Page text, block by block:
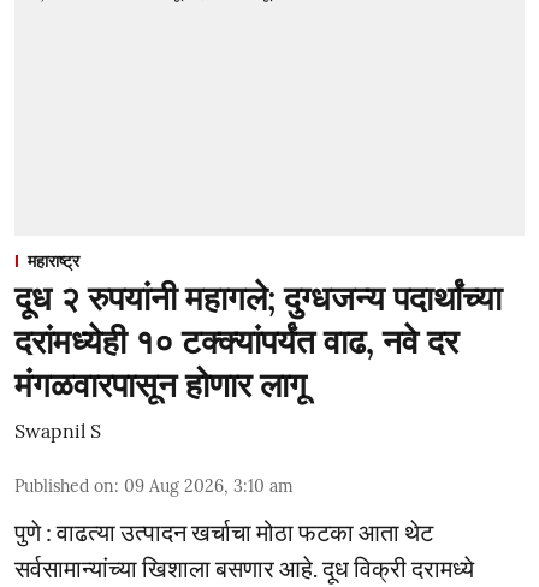
महाराष्ट्र
दूध २ रुपयांनी महागले; दुग्धजन्य पदार्थांच्या
दरांमध्येही १० टक्क्यांपर्यंत वाढ, नवे दर
मंगळवारपासून होणार लागू
Swapnil S
Published on: 09 Aug 2026, 3:10 am
पुणे : वाढत्या उत्पादन खर्चाचा मोठा फटका आता थेट
सर्वसामान्यांच्या खिशाला बसणार आहे. दूध विक्री दरामध्ये